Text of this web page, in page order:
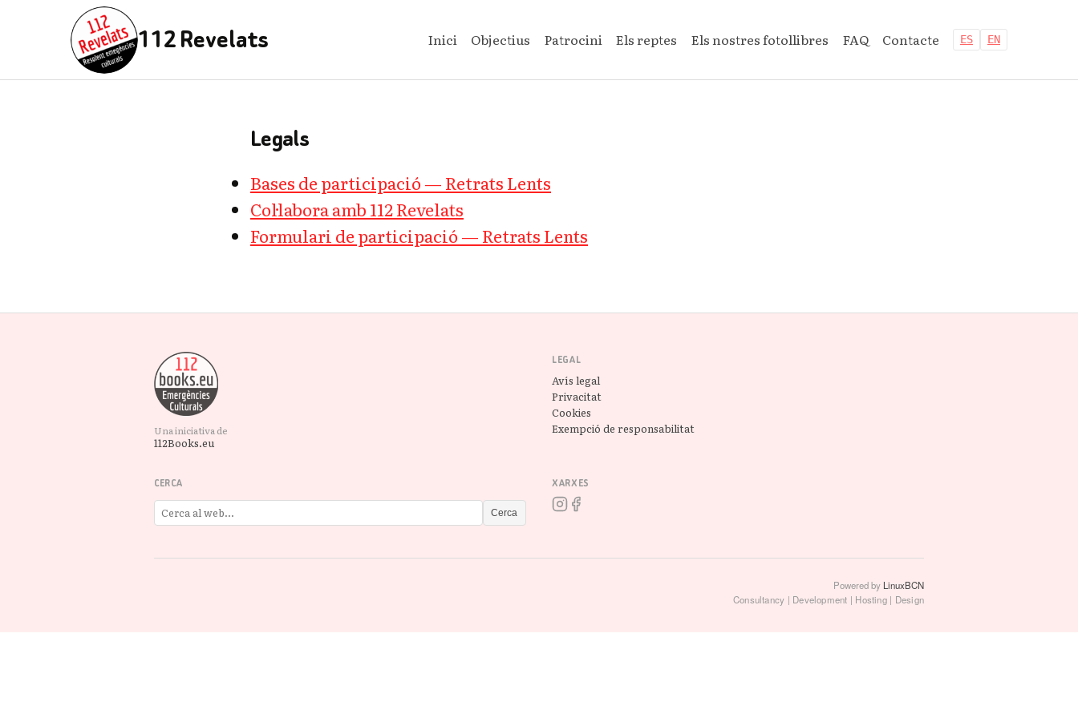
112 Revelats Inici Objectius Patrocini Els reptes Els nostres fotollibres FAQ Contacte ES EN
Legals
Bases de participació — Retrats Lents
Col·labora amb 112 Revelats
Formulari de participació — Retrats Lents
Una iniciativa de
112Books.eu
LEGAL
Avís legal
Privacitat
Cookies
Exempció de responsabilitat
CERCA
Cerca
XARXES
Powered by LinuxBCN
Consultancy | Development | Hosting | Design